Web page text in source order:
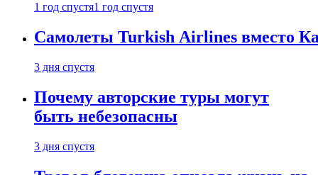
1 год спустя1 год спустя
Самолеты Turkish Airlines вместо
3 дня спустя
Почему авторские туры могут
быть небезопасны
3 дня спустя